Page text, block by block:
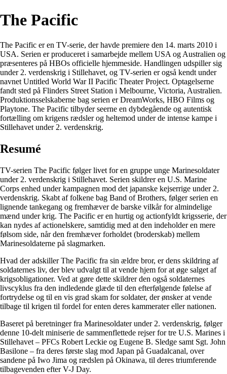
The Pacific
The Pacific er en TV-serie, der havde premiere den 14. marts 2010 i
USA. Serien er produceret i samarbejde mellem USA og Australien og
præsenteres på HBOs officielle hjemmeside. Handlingen udspiller sig
under 2. verdenskrig i Stillehavet, og TV-serien er også kendt under
navnet Untitled World War II Pacific Theater Project. Optagelserne
fandt sted på Flinders Street Station i Melbourne, Victoria, Australien.
Produktionsselskaberne bag serien er DreamWorks, HBO Films og
Playtone. The Pacific tilbyder seerne en dybdegående og autentisk
fortælling om krigens rædsler og heltemod under de intense kampe i
Stillehavet under 2. verdenskrig.
Resumé
TV-serien The Pacific følger livet for en gruppe unge Marinesoldater
under 2. verdenskrig i Stillehavet. Serien skildrer en U.S. Marine
Corps enhed under kampagnen mod det japanske kejserrige under 2.
verdenskrig. Skabt af folkene bag Band of Brothers, følger serien en
lignende tankegang og fremhæver de barske vilkår for almindelige
mænd under krig. The Pacific er en hurtig og actionfyldt krigsserie, der
kan nydes af actionelskere, samtidig med at den indeholder en mere
følsom side, når den fremhæver forholdet (broderskab) mellem
Marinesoldaterne på slagmarken.
Hvad der adskiller The Pacific fra sin ældre bror, er dens skildring af
soldaternes liv, der blev udvalgt til at vende hjem for at øge salget af
krigsobligationer. Ved at gøre dette skildrer den også soldaternes
livscyklus fra den indledende glæde til den efterfølgende følelse af
fortrydelse og til en vis grad skam for soldater, der ønsker at vende
tilbage til krigen til fordel for enten deres kammerater eller nationen.
Baseret på beretninger fra Marinesoldater under 2. verdenskrig, følger
denne 10-delt miniserie de sammenflettede rejser for tre U.S. Marines i
Stillehavet – PFCs Robert Leckie og Eugene B. Sledge samt Sgt. John
Basilone – fra deres første slag mod Japan på Guadalcanal, over
sandene på Iwo Jima og rædslen på Okinawa, til deres triumferende
tilbagevenden efter V-J Day.